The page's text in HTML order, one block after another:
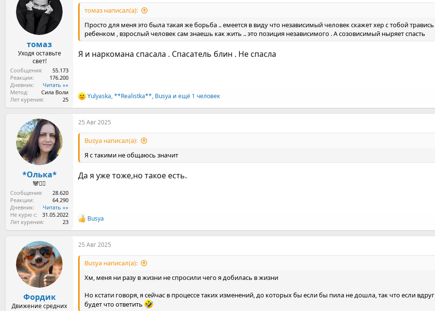
томаз
Уходя оставьте
свет!
Сообщения
55.173
Реакции
176.200
Дневник
Читать »»
Метод
Сила Воли
Лет курения
25
томаз написал(а):
Просто для меня это была такая же борьба .. емеется в виду что независимый человек скажет хер с тобой
ребенком , взрослый человек сам знаешь как жить .. это позиция независимого . А созовисимый ныряет спасть
Я и наркомана спасала . Спасатель блин . Не спасла
Р
е
а
к
Yulyaska,**Realistka**, Busya и ещё 1 человек
*Олька*
🐼🤸‍♀️
Сообщения
28.620
Реакции
64.290
Дневник
Читать »»
Не курю с
31.05.2022
Лет курения
23
25 Авг 2025
Busya написал(а):
Я с такими не общаюсь значит
Да я уже тоже,но такое есть.
Р
е
а
к
Busya
Фордик
Движение средних
25 Авг 2025
Busya написал(а):
Хм, меня ни разу в жизни не спросили чего я добилась в жизни
Но кстати говоря, я сейчас в процессе таких изменений, до которых бы если бы пила не дошла, так что если
будет что ответить